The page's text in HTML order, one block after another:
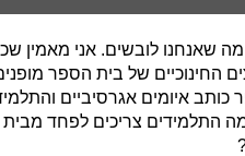
שאנחנו לובשים. אני מאמין
של בית הספר
איומים אגרסיביים
התלמידים צריכים לפחד מבית